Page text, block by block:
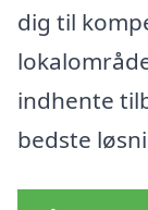
dig til
indhente
bedste